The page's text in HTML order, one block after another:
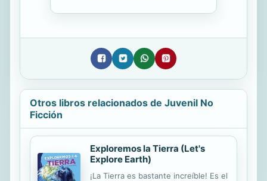
Otros libros relacionados de Juvenil No
Ficción
Exploremos la Tierra (Let's
Explore Earth)
¡La Tierra es bastante increíble! Es el